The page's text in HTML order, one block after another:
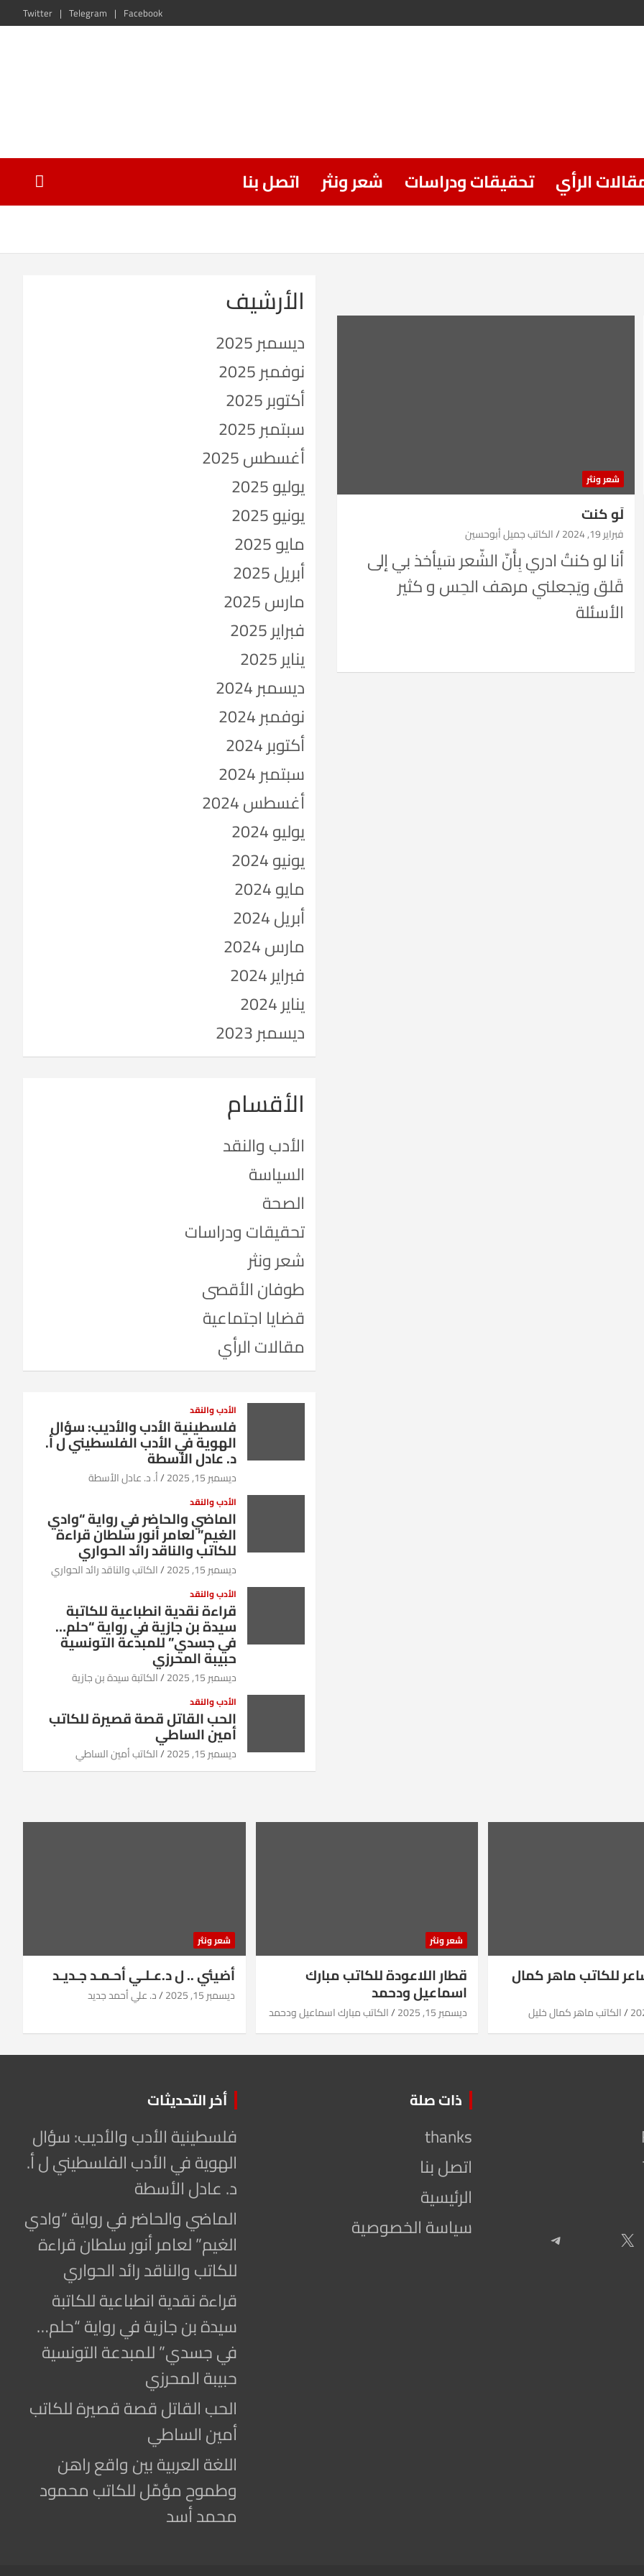
Facebook
Telegram
Twitter
الرأي تحقيقات ودراسات شعر ونثر
اتصل بنا
شعر ونثر
لَو كنت
فبراير 19, 2024 الكاتب جميل أبوحسين
أنا لو كنتُ ادري بِأَنّ الشّعر سَيأخذ بي إلى
قَلق ويَجعلني مرهف الحِس و كثير
الأسئلة
الأرشيف
ديسمبر 2025
نوفمبر 2025
أكتوبر 2025
سبتمبر 2025
أغسطس 2025
يوليو 2025
يونيو 2025
مايو 2025
أبريل 2025
مارس 2025
فبراير 2025
يناير 2025
ديسمبر 2024
نوفمبر 2024
أكتوبر 2024
سبتمبر 2024
أغسطس 2024
يوليو 2024
يونيو 2024
مايو 2024
أبريل 2024
مارس 2024
فبراير 2024
يناير 2024
ديسمبر 2023
الأقسام
الأدب والنقد
السياسة
الصحة
تحقيقات ودراسات
شعر ونثر
طوفان الأقصى
قضايا اجتماعية
مقالات الرأي
الأدب والنقد
فلسطينية الأدب والأديب: سؤال
الهوية في الأدب الفلسطيني ل أ.
د. عادل الأسطة
ديسمبر 15, 2025 أ. د. عادل الأسطة
الأدب والنقد
الماضي والحاضر في رواية “وادي
الغيم” لعامر أنور سلطان قراءة
للكاتب والناقد رائد الحواري
ديسمبر 15, 2025 الكاتب والناقد رائد الحواري
الأدب والنقد
قراءة نقدية انطباعية للكاتبة
سيدة بن جازية في رواية “حلم…
في جسدي” للمبدعة التونسية
حبيبة المحرزي
ديسمبر 15, 2025 الكاتبة سيدة بن جازية
الأدب والنقد
الحب القاتل قصة قصيرة للكاتب
أمين الساطي
ديسمبر 15, 2025 الكاتب أمين الساطي
للكاتب ماهر كمال
الكاتب ماهر كمال خليل
شعر ونثر
قطار اللاعودة للكاتب مبارك
اسماعيل ودحمد
ديسمبر 15, 2025 الكاتب مبارك اسماعيل ودحمد
شعر ونثر
أضيئي .. ل د.عـلـي أحـمـد جـديـد
ديسمبر 15, 2025 د. علي أحمد جديد
X
Telegram
ذات صلة
thanks
اتصل بنا
الرئيسية
سياسة الخصوصية
أخر التحديثات
فلسطينية الأدب والأديب: سؤال
الهوية في الأدب الفلسطيني ل أ.
د. عادل الأسطة
الماضي والحاضر في رواية “وادي
الغيم” لعامر أنور سلطان قراءة
للكاتب والناقد رائد الحواري
قراءة نقدية انطباعية للكاتبة
سيدة بن جازية في رواية “حلم…
في جسدي” للمبدعة التونسية
حبيبة المحرزي
الحب القاتل قصة قصيرة للكاتب
أمين الساطي
اللغة العربية بين واقع راهن
وطموح مؤمّل للكاتب محمود
محمد أسد